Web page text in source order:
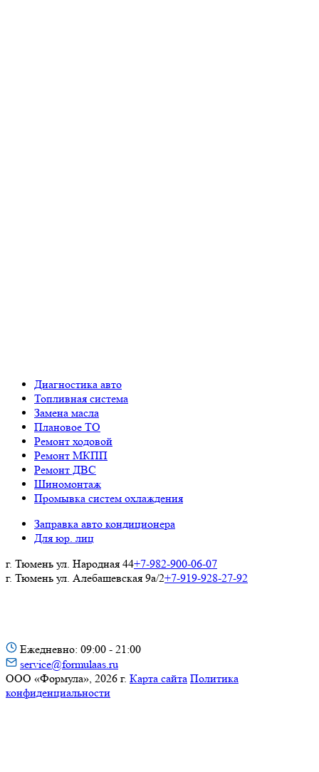
Диагностика авто
Топливная система
Замена масла
Плановое ТО
Ремонт ходовой
Ремонт МКПП
Ремонт ДВС
Шиномонтаж
Промывка систем охлаждения
Заправка авто кондиционера
Для юр. лиц
г. Тюмень ул. Народная 44+7-982-900-06-07
г. Тюмень ул. Алебашевская 9а/2+7-919-928-27-92
Ежедневно: 09:00 - 21:00
service@formulaas.ru
ООО «Формула», 2026 г. Карта сайта Политика
конфиденциальности